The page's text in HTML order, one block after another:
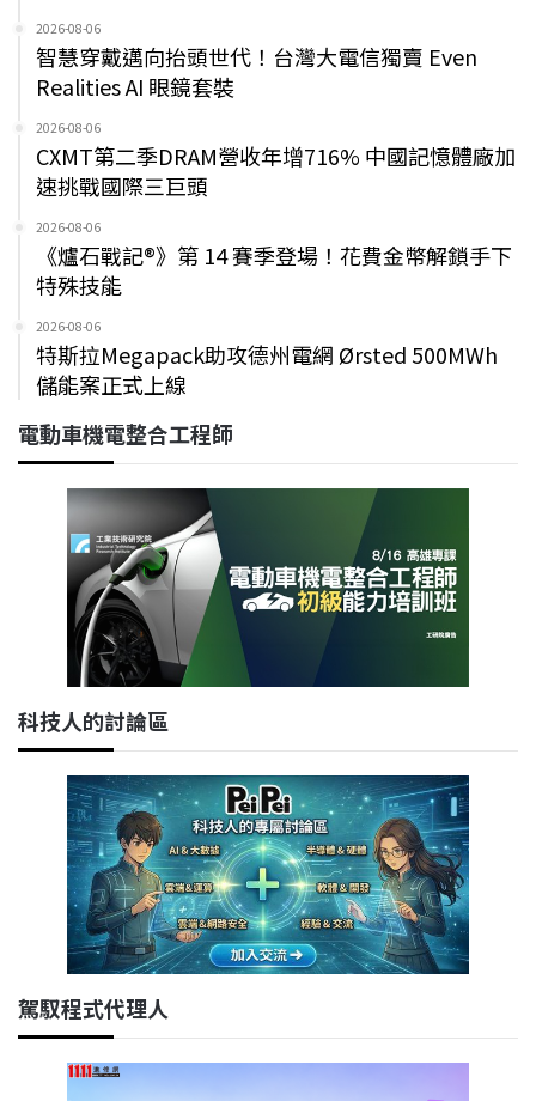
2026-08-06
智慧穿戴邁向抬頭世代！台灣大電信獨賣 Even
Realities AI 眼鏡套裝
2026-08-06
CXMT第二季DRAM營收年增716% 中國記憶體廠加
速挑戰國際三巨頭
2026-08-06
《爐石戰記®》第 14 賽季登場！花費金幣解鎖手下
特殊技能
2026-08-06
特斯拉Megapack助攻德州電網 Ørsted 500MWh
儲能案正式上線
電動車機電整合工程師
科技人的討論區
駕馭程式代理人